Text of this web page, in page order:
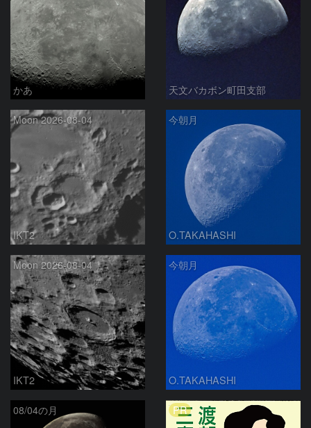
かあ 天文バカボン町田支部
Moon 2026-08-04
IKT2
今朝月
O.TAKAHASHI
Moon 2026-08-04
IKT2
今朝月
O.TAKAHASHI
08/04の月 PR